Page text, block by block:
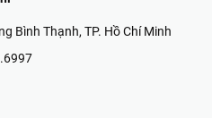
Bình Thạnh, TP. Hồ Chí Minh